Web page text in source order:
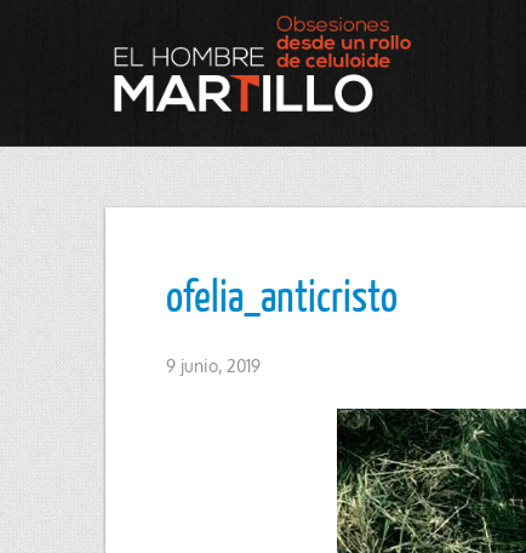
ofelia_anticristo
9 junio, 2019